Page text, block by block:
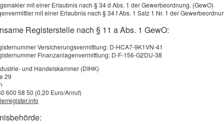
Jahresbeitrag von 1.200 Euro auf rund 3.000 Euro extra
und damit Preisschwankungen ausgeglichen werden
Regel kostenlos. Allerdings lohnt es sich nicht, sein
in der Regel höher als die Kostenersparnis.
mit einer Erlaubnis nach § 34 d Abs. 1 der Gewerbeordnung. (GewO)
mit einer Erlaubnis nach § 34 f Abs. 1 Satz 1 Nr. 1 der
Registerstelle nach § 11 a Abs. 1 GewO:
Versicherungsvermittlung: D-HCA7-9K1VN-41
Finanzanlagenvermittlung: D-F-156-G2DU-38
und Handelskammer (DIHK)
29
600 58 50 (0,20 Euro/Anruf)